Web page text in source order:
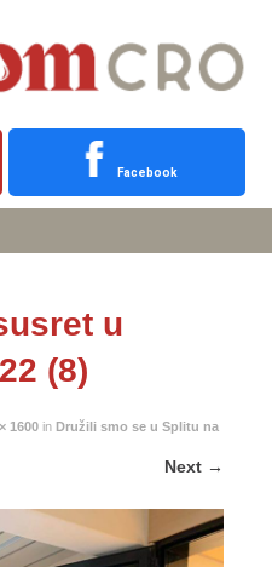
Facebook
u
(8)
1600 in Družili smo se u Splitu na
Next →